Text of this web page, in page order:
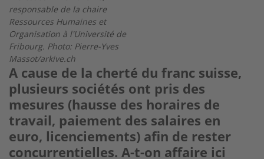
responsable de la chaire
Ressources Humaines et
Organisation à l'Université de
Fribourg. Photo: Pierre-Yves
Massot/arkive.ch
A cause de la cherté du franc suisse,
plusieurs sociétés ont pris des
mesures (hausse des horaires de
travail, paiement des salaires en
euro, licenciements) afin de rester
concurrentielles. A-t-on affaire ici